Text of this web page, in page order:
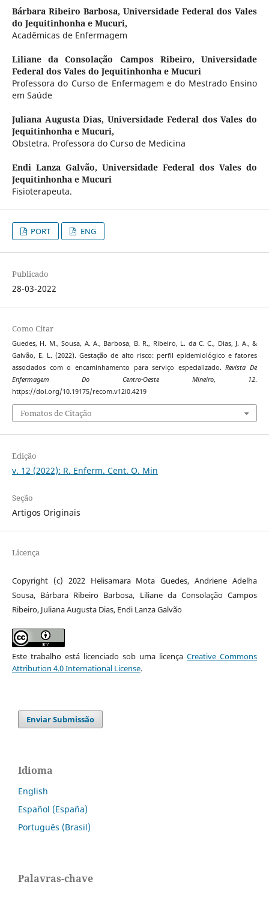
Bárbara Ribeiro Barbosa, Universidade Federal dos Vales
do Jequitinhonha e Mucuri,
Acadêmicas de Enfermagem
Liliane da Consolação Campos Ribeiro,Universidade
Federal dos Vales do Jequitinhonha e Mucuri
Professora do Curso de Enfermagem e do Mestrado Ensino
em Saúde
Juliana Augusta Dias,Universidade Federal dos Vales do
Jequitinhonha e Mucuri,
Obstetra. Professora do Curso de Medicina
Endi Lanza Galvão, Universidade Federal dos Vales do
Jequitinhonha e Mucuri
Fisioterapeuta.
PORT ENG
Publicado
28-03-2022
Como Citar
Guedes, H. M., Sousa, A. A., Barbosa, B. R., Ribeiro, L. da C. C., Dias, J. A., &
Galvão, E. L. (2022). Gestação de alto risco: perfil epidemiológico e fatores
associados com o encaminhamento para serviço especializado.Revista De
Enfermagem Do Centro-Oeste Mineiro, 12.
https://doi.org/10.19175/recom.v12i0.4219
Fomatos de Citação
Edição
v. 12 (2022): R. Enferm. Cent. O. Min
Seção
Artigos Originais
Licença
Copyright (c) 2022 Helisamara Mota Guedes, Andriene Adelha
Sousa, Bárbara Ribeiro Barbosa, Liliane da Consolação Campos
Ribeiro, Juliana Augusta Dias, Endi Lanza Galvão
Este trabalho está licenciado sob uma licençaCreative Commons
Attribution 4.0 International License.
Enviar Submissão
Idioma
English
Español (España)
Português (Brasil)
Palavras-chave